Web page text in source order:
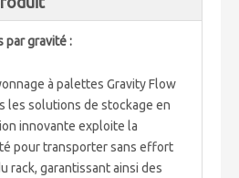
par gravité :
à palettes Gravity Flow
les solutions de stockage en
innovante exploite la
pour transporter sans effort
rack, garantissant ainsi des